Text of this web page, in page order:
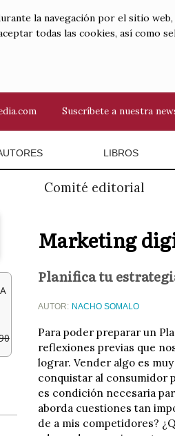
la navegación por el sitio
todas las cookies, así como
Suscríbete a nuestra
LIBROS
Comité editorial
Marketing
Planifica tu
AUTOR: NACHO SOMALO
Para poder preparar un
reflexiones previas que
lograr. Vender algo es
conquistar al consumidor
es condición necesaria
aborda cuestiones tan
de a mis competidores?